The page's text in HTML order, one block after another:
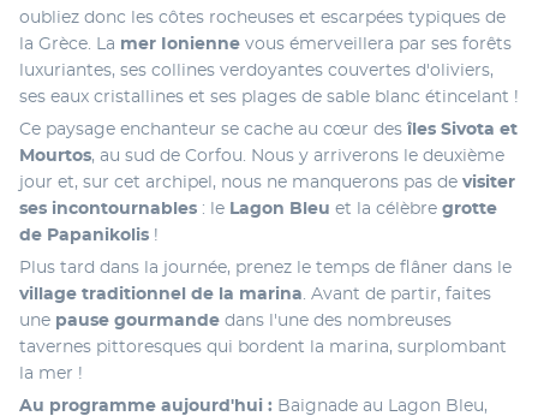
oubliez donc les côtes rocheuses et escarpées typiques de
la Grèce. La mer Ionienne vous émerveillera par ses forêts
luxuriantes, ses collines verdoyantes couvertes d'oliviers,
Ce paysage enchanteur se cache au cœur des îles Sivota et
Mourtos, au sud de Corfou. Nous y arriverons le deuxième
jour et, sur cet archipel, nous ne manquerons pas de visiter
ses incontournables : le Lagon Bleu et la célèbre grotte
de Papanikolis !
Plus tard dans la journée, prenez le temps de flâner dans le
village traditionnel de la marina . Avant de partir, faites
une pause gourmande dans l'une des nombreuses
tavernes pittoresques qui bordent la marina, surplombant
la mer !
Au programme aujourd'hui : Baignade au Lagon Bleu,